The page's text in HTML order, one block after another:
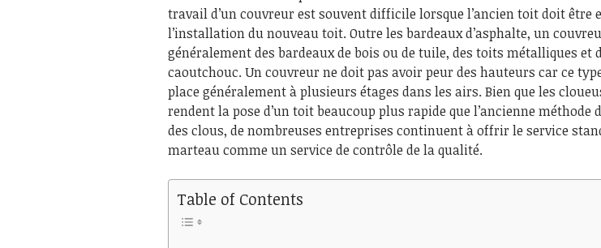
travail d’un couvreur est souvent difficile lorsque l’ancien toit doit être
l’installation du nouveau toit. Outre les bardeaux d’asphalte, un
généralement des bardeaux de bois ou de tuile, des toits métalliques et
caoutchouc. Un couvreur ne doit pas avoir peur des hauteurs car ce
place généralement à plusieurs étages dans les airs. Bien que les
rendent la pose d’un toit beaucoup plus rapide que l’ancienne méthode
des clous, de nombreuses entreprises continuent à offrir le service
marteau comme un service de contrôle de la qualité.
Table of Contents